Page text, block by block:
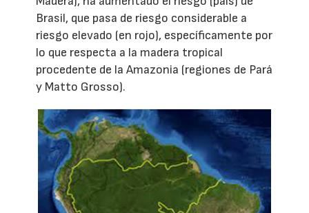
Brasil, que pasa de riesgo considerable a
riesgo elevado (en rojo), específicamente por
lo que respecta a la madera tropical
procedente de la Amazonia (regiones de Pará
y Matto Grosso).